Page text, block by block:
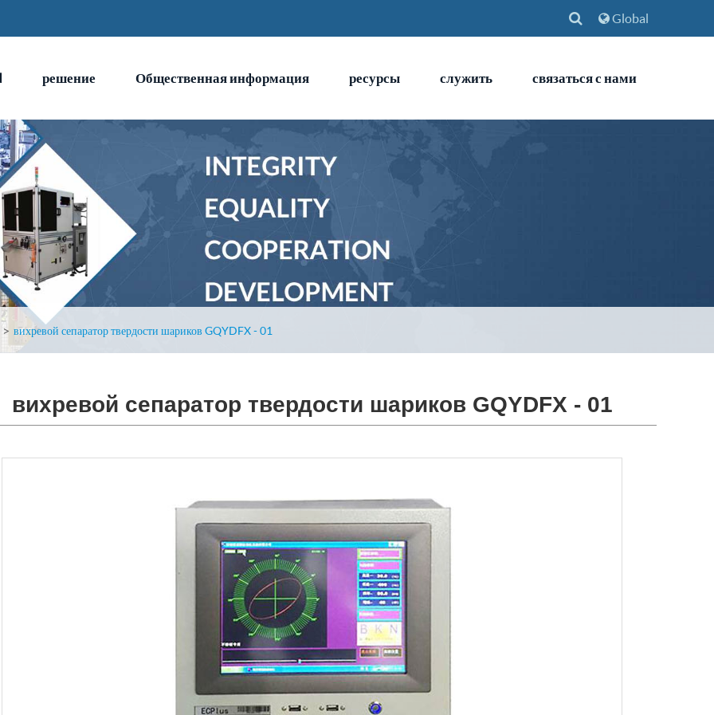
Global
решение Общественная информация ресурсы служить связаться с нами
вихревой сепаратор твердости шариков GQYDFX - 01
вихревой сепаратор твердости шариков GQYDFX - 01